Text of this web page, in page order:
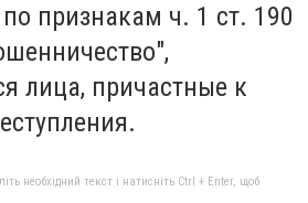
признакам ч. 1 ст. 190
лица, причастные к
необхідний текст і натисніть Ctrl + Enter, щоб